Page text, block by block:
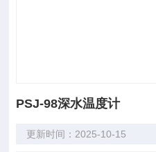
PSJ-98深水温度计
更新时间：2025-10-15